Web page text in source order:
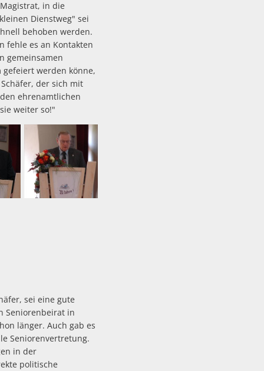
in die
Dienstweg" sei
behoben werden.
fehle es an Kontakten
gemeinsamen
werden könne,
der sich mit
ehrenamtlichen
weiter so!"
sei eine gute
Seniorenbeirat in
länger. Auch gab es
Seniorenvertretung.
in der
politische